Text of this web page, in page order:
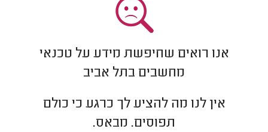
אנו רואים שחיפשת מידע על טכנאי
מחשבים בתל אביב
אין לנו מה להציע לך כרגע כי כולם
תפוסים. מבאס.